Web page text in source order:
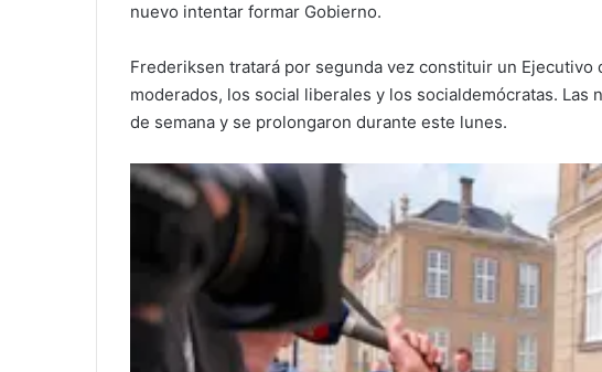
nuevo intentar formar Gobierno.
Frederiksen tratará por segunda vez constituir un
moderados, los social liberales y los socialdemócratas. Las
de semana y se prolongaron durante este lunes.